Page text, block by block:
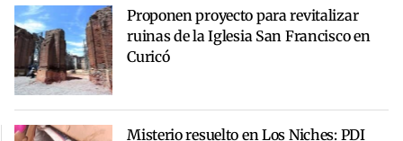
Proponen proyecto para revitalizar
ruinas de la Iglesia San Francisco en
Curicó
Misterio resuelto en Los Niches: PDI